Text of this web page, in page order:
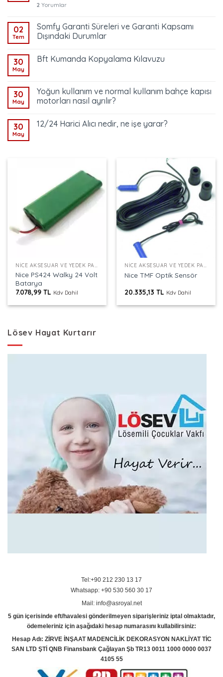
2 Yorumlar
02
Tem
Somfy Garanti Süreleri ve Garanti Kapsamı
Dışındaki Durumlar
30
May
Bft Kumanda Kopyalama Kılavuzu
30
May
Yoğun kullanım ve normal kullanım bahçe kapısı
motorları nasıl ayrılır?
30
May
12/24 Harici Alıcı nedir, ne işe yarar?
NICE AKSESUAR VE YEDEK PARÇALAR
Nice PS424 Walky 24 Volt
Batarya
7.078,99TL Kdv Dahil
NICE AKSESUAR VE YEDEK PARÇALAR
Nice TMF Optik Sensör
20.335,13TL Kdv Dahil
Lösev Hayat Kurtarır
Tel:+90 212 230 13 17
Whatsapp: +90 530 560 30 17
Mail: info@asroyal.net
5 gün içerisinde eft/havalesi gönderilmeyen siparişleriniz iptal olmaktadır,
ödemeleriniz için aşağıdaki hesap numarasını kullabilirsiniz:
Hesap Adı: ZİRVE İNŞAAT MADENCİLİK DEKORASYON NAKLİYAT TİC
SAN LTD ŞTİ QNB Finansbank Çağlayan Şb TR13 0011 1000 0000 0037
4105 55